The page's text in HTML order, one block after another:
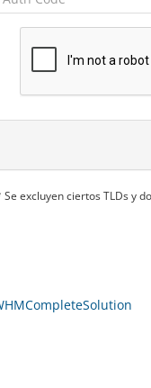
Se excluyen ciertos TLDs y